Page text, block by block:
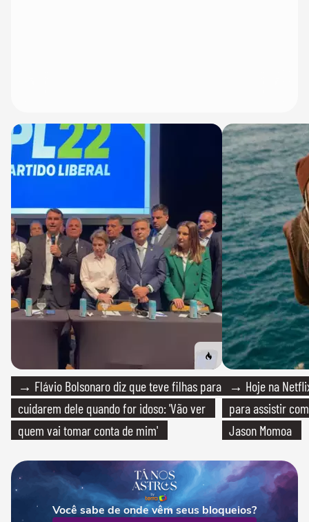
→ Flávio Bolsonaro diz que teve filhas para
cuidarem dele quando for idoso: 'Vão ver
quem vai tomar conta de mim'
→ Hoje na
para assistir
Jason Momoa
Você sabe de onde vêm seus bloqueios?